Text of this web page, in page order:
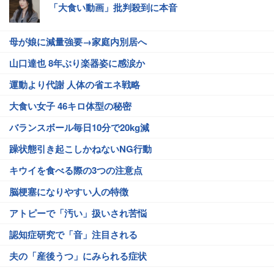
「大食い動画」批判殺到に本音
母が娘に減量強要→家庭内別居へ
山口達也 8年ぶり楽器姿に感涙か
運動より代謝 人体の省エネ戦略
大食い女子 46キロ体型の秘密
バランスボール毎日10分で20kg減
躁状態引き起こしかねないNG行動
キウイを食べる際の3つの注意点
脳梗塞になりやすい人の特徴
アトピーで「汚い」扱いされ苦悩
認知症研究で「音」注目される
夫の「産後うつ」にみられる症状